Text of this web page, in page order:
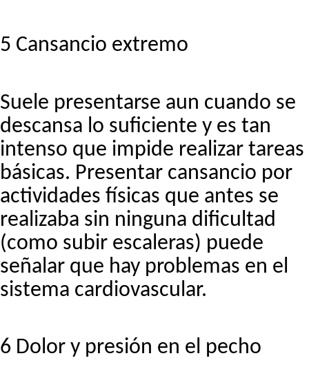
5 Cansancio extremo
Suele presentarse aun cuando se
descansa lo suficiente y es tan
intenso que impide realizar tareas
básicas. Presentar cansancio por
actividades físicas que antes se
realizaba sin ninguna dificultad
(como subir escaleras) puede
señalar que hay problemas en el
sistema cardiovascular.
6 Dolor y presión en el pecho